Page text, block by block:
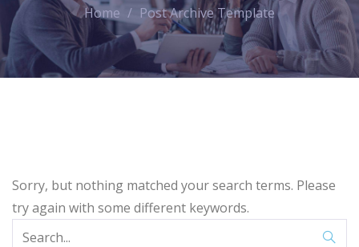
Home Post Archive Template
Sorry, but nothing matched your search terms. Please
try again with some different keywords.